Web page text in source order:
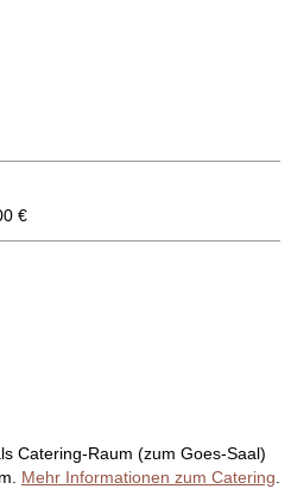
€
Catering-Raum (zum Goes-Saal)
Mehr Informationen zum Catering